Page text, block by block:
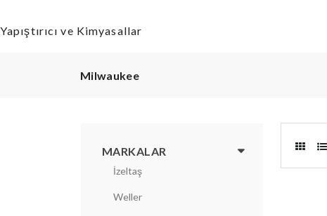
Yapıştırıcı ve Kimyasallar
Milwaukee
MARKALAR
İzeltaş
Weller